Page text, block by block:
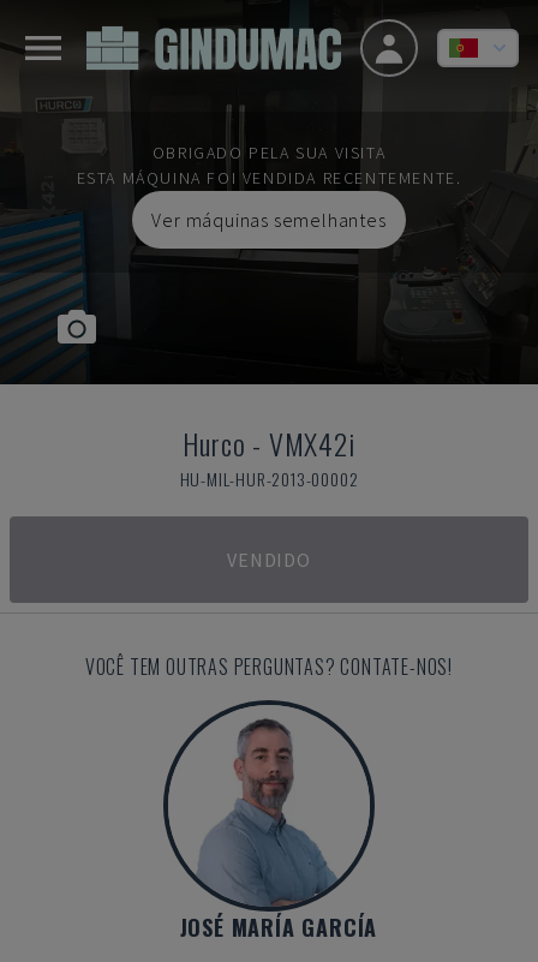
OBRIGADO PELA SUA VISITA
ESTA MÁQUINA FOI VENDIDA RECENTEMENTE.
Ver máquinas semelhantes
Hurco - VMX42i
HU-MIL-HUR-2013-00002
VENDIDO
VOCÊ TEM OUTRAS PERGUNTAS? CONTATE-NOS!
JOSÉ MARÍA GARCÍA